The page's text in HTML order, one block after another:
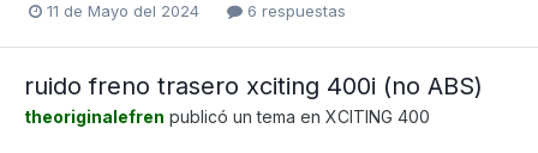
11 de Mayo del 2024 6 respuestas
ruido freno trasero xciting 400i (no ABS)
theoriginalefren publicó un tema en XCITING 400